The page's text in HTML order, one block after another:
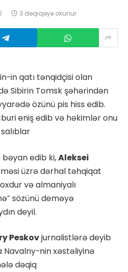
3 dəqiqəyə oxunur
in qatı tənqidçisi olan
Sibirin Tomsk şəhərindən
özünü pis hiss edib.
eniş edib və həkimlər onu
edib ki,Aleksei
üzrə dərhal təhqiqat
və almaniyalı
sözünü deməyə
deyil.
Peskovjurnalistlərə deyib
Navalny-nin xəstəliyinə
dəqiq